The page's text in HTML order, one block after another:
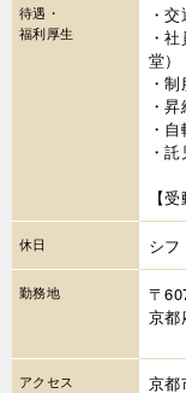
待遇・
福利厚生
・
・
堂）
・
・
・
・
【
休日 シフ
勤務地
〒
京都
アクセス 京